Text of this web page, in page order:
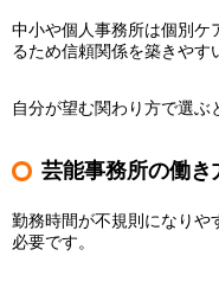
中小や個人事務所は個別ケ
るため信頼関係を築きやす
自分が望む関わり方で選ぶ
芸能事務所の働き
勤務時間が不規則になりや
必要です。